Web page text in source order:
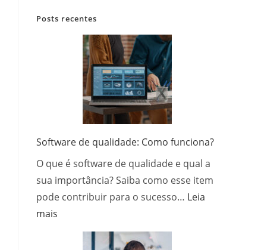
Posts recentes
Software de qualidade: Como funciona?
O que é software de qualidade e qual a
sua importância? Saiba como esse item
pode contribuir para o sucesso… Leia
mais